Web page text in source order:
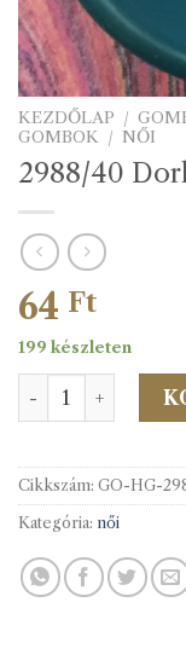
KEZDŐLAP /
GOMBOK / NŐI
2988/40
64 Ft
199 készleten
2988/40 Dorka
Cikkszám: GO-HG-
Kategória: női